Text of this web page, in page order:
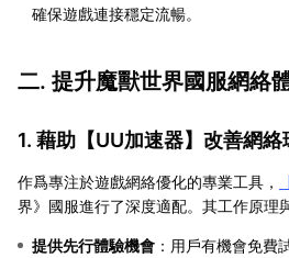
確保遊戲連接穩定流暢。
二. 提升魔獸世界國服網絡
1. 藉助【UU加速器】改善網絡
作爲專注於遊戲網絡優化的專業工具，
界》國服進行了深度適配。其工作原理
提供先行體驗機會 ：用戶有機會免費